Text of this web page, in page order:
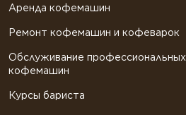
Аренда кофемашин
Ремонт кофемашин и кофеварок
Обслуживание профессиональных
кофемашин
Курсы бариста